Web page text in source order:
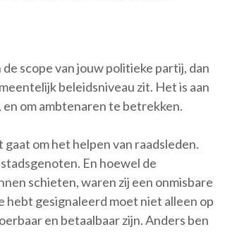
scope van jouw politieke partij, dan
beleidsniveau zit. Het is aan
om ambtenaren te betrekken.
om het helpen van raadsleden.
En hoewel de
schieten, waren zij een onmisbare
hebt gesignaleerd moet niet alleen op
en betaalbaar zijn. Anders ben